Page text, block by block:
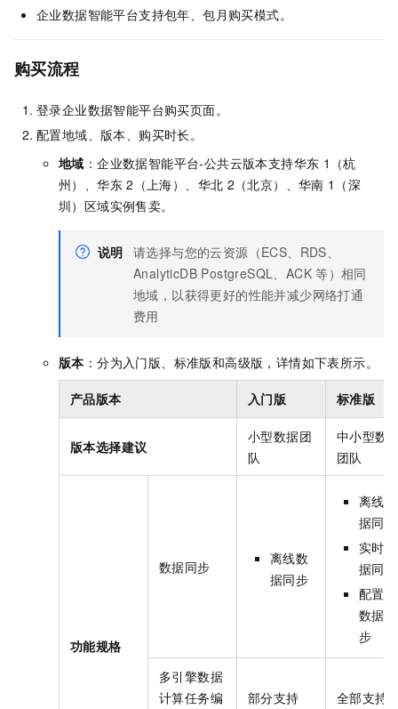
企业数据智能平台支持包年、包月购买模式。
购买流程
登录企业数据智能平台购买页面。
配置地域、版本、购买时长。
地域 ：企业数据智能平台-公共云版本支持华东 1（杭
州）、华东 2（上海）、华北 2（北京）、华南 1（深
圳）区域实例售卖。
说明 请选择与您的云资源（ECS、RDS、
AnalyticDB PostgreSQL、ACK 等）相同
地域，以获得更好的性能并减少网络打通
费用
版本 ：分为入门版、标准版和高级版，详情如下表所示。
产品版本 入门版 标准版
版本选择建议
小型数据团
队
中小型数
团队
功能规格
数据同步
离线数
据同步
离线数
据同步
实时数
据同步
配置化
数据同
步
多引擎数据
计算任务编
部分支持 全部支持